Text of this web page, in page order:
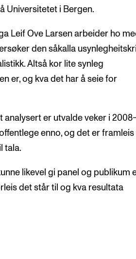
og video
rapporter
Universitetet i Bergen.
Leif Ove Larsen arbeider ho
den såkalla
Altså kor lite synleg
er, og kva det har å seie for
analysert er utvalde veker i
enno, og det er
tala.
likevel gi panel og publikum
det står til og kva resultata